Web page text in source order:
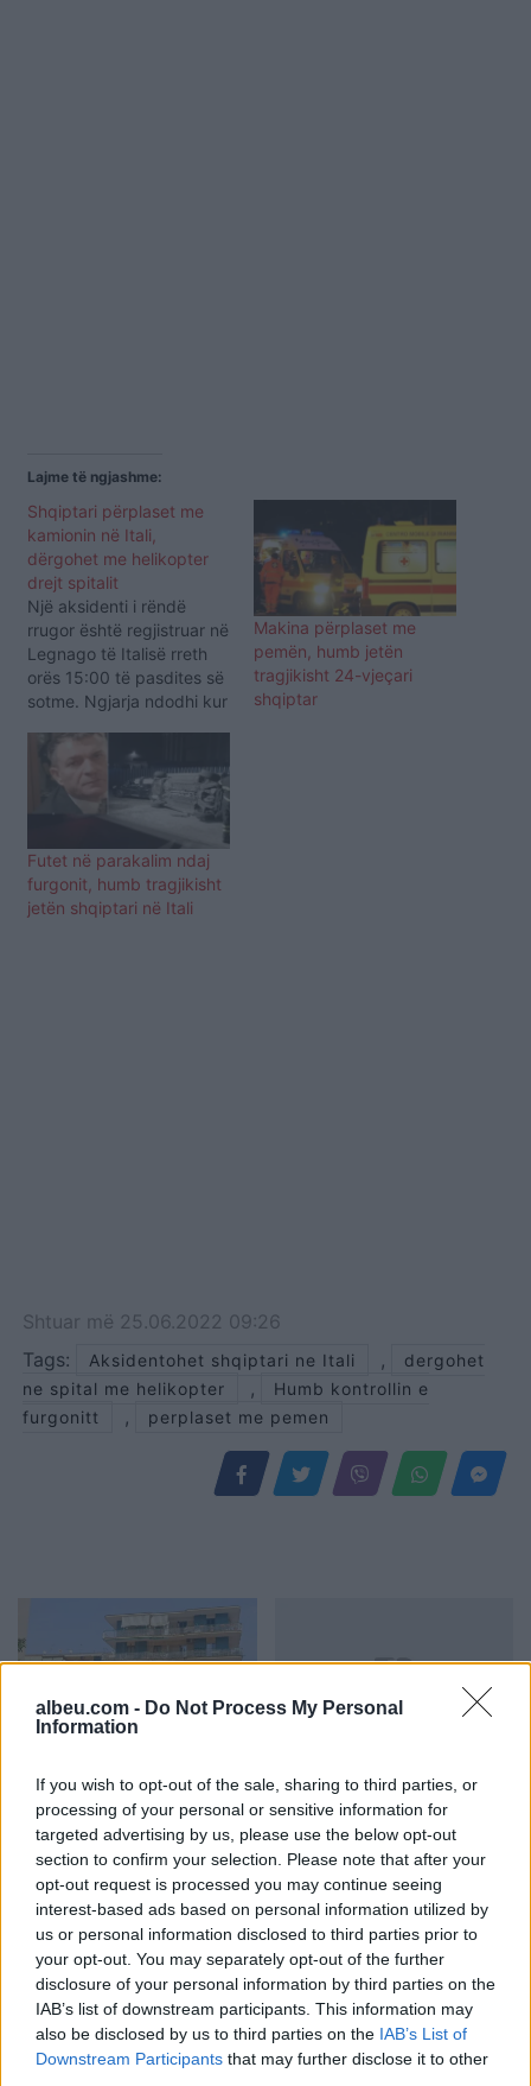
albeu.com - Do Not Process My Personal
Information
If you wish to opt-out of the sale, sharing to third parties, or
processing of your personal or sensitive information for
targeted advertising by us, please use the below opt-out
section to confirm your selection. Please note that after your
opt-out request is processed you may continue seeing
interest-based ads based on personal information utilized by
us or personal information disclosed to third parties prior to
your opt-out. You may separately opt-out of the further
disclosure of your personal information by third parties on the
IAB’s list of downstream participants. This information may
also be disclosed by us to third parties on the IAB’s List of
Downstream Participants that may further disclose it to other
Lajme të ngjashme:
Shqiptari përplaset me
kamionin në Itali,
dërgohet me helikopter
drejt spitalit
Një aksidenti i rëndë
rrugor është regjistruar në
Legnago të Italisë rreth
orës 15:00 të pasdites së
sotme. Ngjarja ndodhi kur
makinash u përplas fort
me një furgon, duke bërë
që drejtuesi i mjetit të
fundit të mbetej i bllokuar
brenda kabinës. Ai është
një 30 vjeçar shqiptar,…
Makina përplaset me
pemën, humb jetën
tragjikisht 24-vjeçari
shqiptar
Futet në parakalim ndaj
furgonit, humb tragjikisht
jetën shqiptari në Itali
Shtuar më 25.06.2022 09:26
Tags:
Aksidentohet shqiptari ne Itali ,
dergohet
ne spital me helikopter
,
Humb kontrollin e
furgonitt
, perplaset me pemen
gjenden pa jetë në
apartament, dyshohet se
kishin vdekur prej disa
ditësh
rrjeti i trafikimit të
emigrantëve, 78 persona
në pranga dhe 18 skafe të
sekuestruara
Modelet e Inteligjencës
Artificiale shkelin
Zjarri pranë Athinës,
paraburgoset